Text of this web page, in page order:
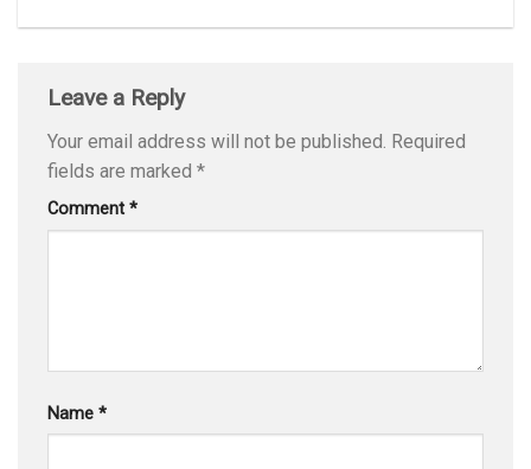
Leave a Reply
Your email address will not be published. Required
fields are marked *
Comment *
Name *